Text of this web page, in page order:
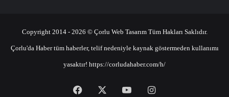
Copyright 2014 - 2026 © Çorlu Web Tasarım Tüm Hakları Saklıdır.
Çorlu'da Haber tüm haberler, telif nedeniyle kaynak göstermeden kullanımı
yasaktır! https://corludahaber.com/h/
Facebook YouTubeInstagram